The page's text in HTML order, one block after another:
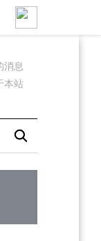
消息
本站